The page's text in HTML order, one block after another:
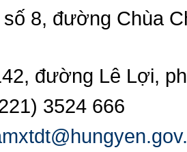
8, đường Chùa
đường Lê Lợi,
3524 666